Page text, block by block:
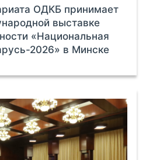
ОДКБ принимает
выставке
«Национальная
2026» в Минске